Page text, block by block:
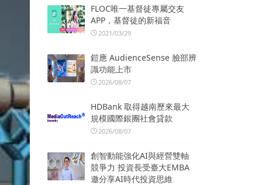
FLOC唯一基督徒專屬交友
APP，基督徒的新福音
2021/03/29
鎧應 AudienceSense 臉部辨
識功能上市
2026/08/07
HDBank 取得越南歷來最大
規模國際銀團社會貸款
2026/08/07
創智動能強化AI與經營雙軸
競爭力 投資長受臺大EMBA
邀分享AI時代投資思維